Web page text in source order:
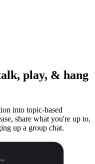
play, & hang
into topic-based
share what you're up to,
up a group chat.